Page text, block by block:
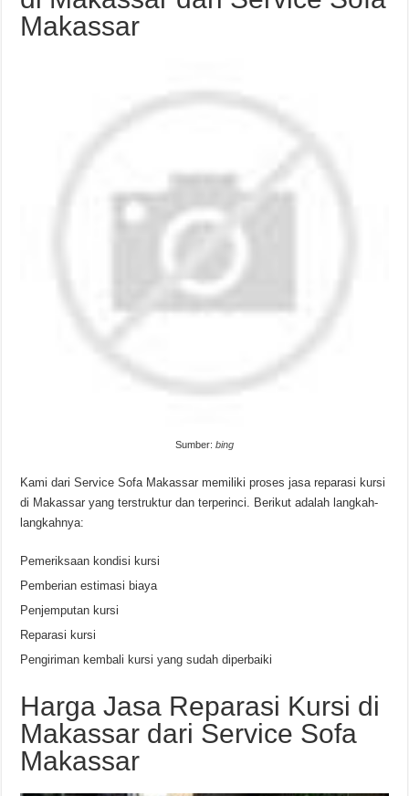
Makassar
Sumber: bing
Kami dari Service Sofa Makassar memiliki proses jasa reparasi kursi
di Makassar yang terstruktur dan terperinci. Berikut adalah langkah-
langkahnya:
Pemeriksaan kondisi kursi
Pemberian estimasi biaya
Penjemputan kursi
Reparasi kursi
Pengiriman kembali kursi yang sudah diperbaiki
Harga Jasa Reparasi Kursi di
Makassar dari Service Sofa
Makassar